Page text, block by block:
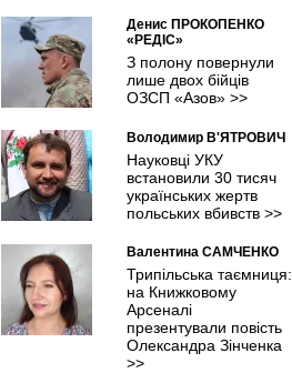
Денис ПРОКОПЕНКО
«РЕДІС»
З полону повернули
лише двох бійців
ОЗСП «Азов»>>
Володимир В'ЯТРОВИЧ
Науковці УКУ
встановили 30 тисяч
українських жертв
польських вбивств>>
Валентина САМЧЕНКО
Трипільська таємниця:
на Книжковому
Арсеналі
презентували повість
Олександра Зінченка
>>